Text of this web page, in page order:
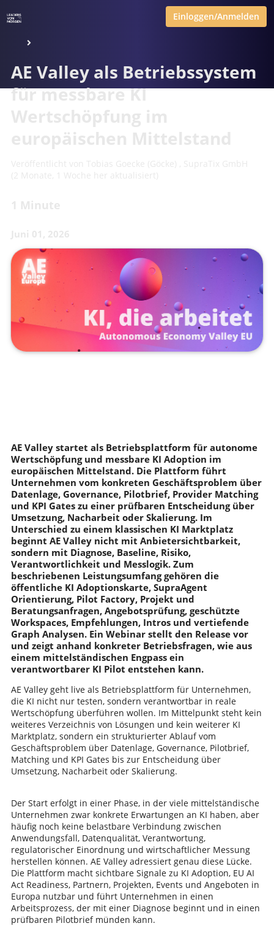
Einloggen/Anmelden
AE Valley als Betriebssystem
für messbare KI
AE Valley startet als Betriebsplattform für autonome
Wertschöpfung und messbare KI Adoption im
europäischen Mittelstand. Die Plattform führt
Unternehmen vom konkreten Geschäftsproblem über
Datenlage, Governance, Pilotbrief, Provider Matching
und KPI Gates zu einer prüfbaren Entscheidung über
Umsetzung, Nacharbeit oder Skalierung. Im
Unterschied zu einem klassischen KI Marktplatz
beginnt AE Valley nicht mit Anbietersichtbarkeit,
sondern mit Diagnose, Baseline, Risiko,
Verantwortlichkeit und Messlogik. Zum
beschriebenen Leistungsumfang gehören die
öffentliche KI Adoptionskarte, SupraAgent
Orientierung, Pilot Factory, Projekt und
Beratungsanfragen, Angebotsprüfung, geschützte
Workspaces, Empfehlungen, Intros und vertiefende
Graph Analysen. Ein Webinar stellt den Release vor
und zeigt anhand konkreter Betriebsfragen, wie aus
einem mittelständischen Engpass ein
verantwortbarer KI Pilot entstehen kann.
AE Valley geht live als Betriebsplattform für Unternehmen,
die KI nicht nur testen, sondern verantwortbar in reale
Wertschöpfung überführen wollen. Im Mittelpunkt steht kein
weiteres Verzeichnis von Lösungen und kein weiterer KI
Marktplatz, sondern ein strukturierter Ablauf vom
Geschäftsproblem über Datenlage, Governance, Pilotbrief,
Matching und KPI Gates bis zur Entscheidung über
Umsetzung, Nacharbeit oder Skalierung.
Der Start erfolgt in einer Phase, in der viele mittelständische
Unternehmen zwar konkrete Erwartungen an KI haben, aber
häufig noch keine belastbare Verbindung zwischen
Anwendungsfall, Datenqualität, Verantwortung,
regulatorischer Einordnung und wirtschaftlicher Messung
herstellen können. AE Valley adressiert genau diese Lücke.
Die Plattform macht sichtbare Signale zu KI Adoption, EU AI
Act Readiness, Partnern, Projekten, Events und Angeboten in
Europa nutzbar und führt Unternehmen in einen
Arbeitsprozess, der mit einer Diagnose beginnt und in einen
prüfbaren Pilotbrief münden kann.